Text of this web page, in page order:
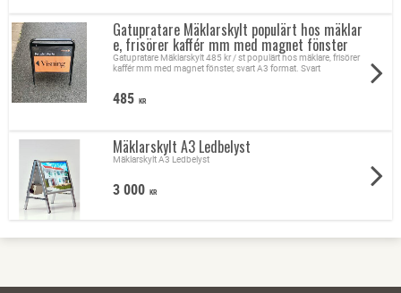
Gatupratare Mäklarskylt populärt hos mäklar
e, frisörer kaffér mm med magnet fönster
Gatupratare Mäklarskylt 485 kr / st populärt hos mäklare, frisörer
kaffér mm med magnet fönster, svart A3 format. Svart
485 KR
Mäklarskylt A3 Ledbelyst
Mäklarskylt A3 Ledbelyst
3 000 KR